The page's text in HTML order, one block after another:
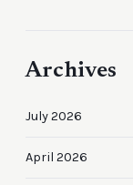
Archives
July 2026
April 2026